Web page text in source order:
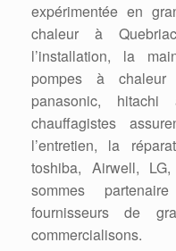
expérimentée en
chaleur à
l’installation, la
pompes à chaleur
panasonic,
chauffagistes
l’entretien, la
toshiba, Airwell,
sommes
fournisseurs de
commercialisons.